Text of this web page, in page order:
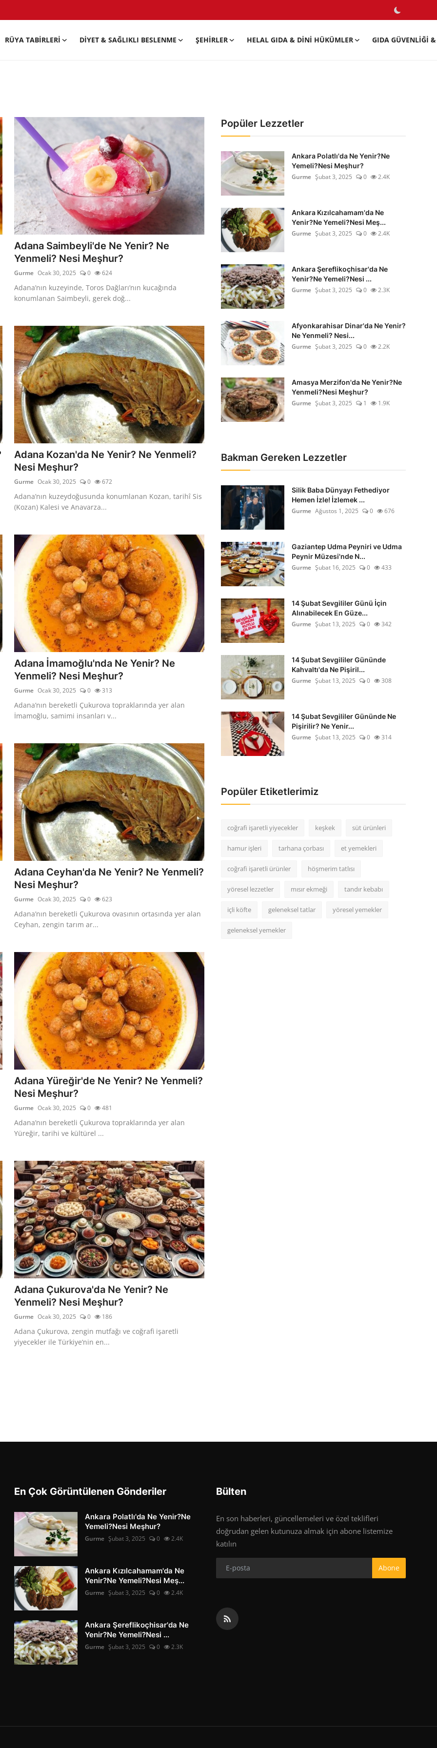
RÜYA TABIRLERI DIYET & SAĞLIKLI BESLENME ŞEHIRLER HELAL GIDA & DINI HÜKÜMLER GIDA GÜVENLIĞI
Adana Saimbeyli'de Ne Yenir? Ne
Yenmeli? Nesi Meşhur?
Gurme Ocak 30, 2025 0 624
Adana’nın kuzeyinde, Toros Dağları’nın kucağında
konumlanan Saimbeyli, gerek doğ...
Adana Kozan'da Ne Yenir? Ne Yenmeli?
Nesi Meşhur?
Gurme Ocak 30, 2025 0 672
Adana’nın kuzeydoğusunda konumlanan Kozan, tarihî Sis
(Kozan) Kalesi ve Anavarza...
Adana İmamoğlu'nda Ne Yenir? Ne
Yenmeli? Nesi Meşhur?
Gurme Ocak 30, 2025 0 313
Adana’nın bereketli Çukurova topraklarında yer alan
İmamoğlu, samimi insanları v...
Adana Ceyhan'da Ne Yenir? Ne Yenmeli?
Nesi Meşhur?
Gurme Ocak 30, 2025 0 623
Adana’nın bereketli Çukurova ovasının ortasında yer alan
Ceyhan, zengin tarım ar...
Adana Yüreğir'de Ne Yenir? Ne Yenmeli?
Nesi Meşhur?
Gurme Ocak 30, 2025 0 481
Adana’nın bereketli Çukurova topraklarında yer alan
Yüreğir, tarihi ve kültürel ...
Adana Çukurova'da Ne Yenir? Ne
Yenmeli? Nesi Meşhur?
Gurme Ocak 30, 2025 0 186
Adana Çukurova, zengin mutfağı ve coğrafi işaretli
yiyecekler ile Türkiye’nin en...
Popüler Lezzetler
Ankara Polatlı'da Ne Yenir?Ne
Yemeli?Nesi Meşhur?
Gurme Şubat 3, 2025 0 2.4K
Ankara Kızılcahamam'da Ne
Yenir?Ne Yemeli?Nesi Meş...
Gurme Şubat 3, 2025 0 2.4K
Ankara Şereflikoçhisar'da Ne
Yenir?Ne Yemeli?Nesi ...
Gurme Şubat 3, 2025 0 2.3K
Afyonkarahisar Dinar'da Ne Yenir?
Ne Yenmeli? Nesi...
Gurme Şubat 3, 2025 0 2.2K
Amasya Merzifon'da Ne Yenir?Ne
Yenmeli?Nesi Meşhur?
Gurme Şubat 3, 2025 1 1.9K
Bakman Gereken Lezzetler
Silik Baba Dünyayı Fethediyor
Hemen İzle! İzlemek ...
Gurme Ağustos 1, 2025 0 676
Gaziantep Udma Peyniri ve Udma
Peynir Müzesi'nde N...
Gurme Şubat 16, 2025 0 433
14 Şubat Sevgililer Günü İçin
Alınabilecek En Güze...
Gurme Şubat 13, 2025 0 342
14 Şubat Sevgililer Gününde
Kahvaltı'da Ne Pişiril...
Gurme Şubat 13, 2025 0 308
14 Şubat Sevgililer Gününde Ne
Pişirilir? Ne Yenir...
Gurme Şubat 13, 2025 0 314
Popüler Etiketlerimiz
coğrafi işaretli yiyecekler keşkek süt ürünleri
hamur işleri tarhana çorbası et yemekleri
coğrafi işaretli ürünler höşmerim tatlısı
yöresel lezzetler mısır ekmeği tandır kebabı
içli köfte geleneksel tatlar yöresel yemekler
geleneksel yemekler
En Çok Görüntülenen Gönderiler
Ankara Polatlı'da Ne Yenir?Ne
Yemeli?Nesi Meşhur?
Gurme Şubat 3, 2025 0 2.4K
Ankara Kızılcahamam'da Ne
Yenir?Ne Yemeli?Nesi Meş...
Gurme Şubat 3, 2025 0 2.4K
Ankara Şereflikoçhisar'da Ne
Yenir?Ne Yemeli?Nesi ...
Gurme Şubat 3, 2025 0 2.3K
Bülten
En son haberleri, güncellemeleri ve özel teklifleri
doğrudan gelen kutunuza almak için abone listemize
katılın
Abone